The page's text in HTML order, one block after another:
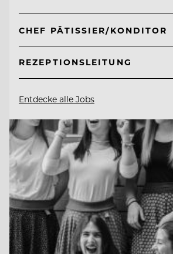
CHEF PÂTISSIER/KONDITOR
REZEPTIONSLEITUNG
Entdecke alle Jobs